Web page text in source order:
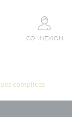
CONNEXION
complices